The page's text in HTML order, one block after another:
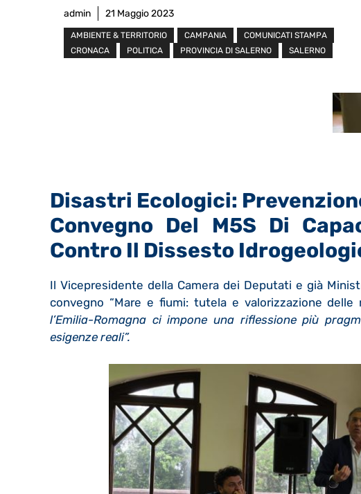
admin 21 Maggio 2023
AMBIENTE & TERRITORIO CAMPANIA
COMUNICATI STAMPA
CRONACA
POLITICA PROVINCIA DI SALERNO SALERNO
Disastri Ecologici:
Convegno Del M5S Di
Contro Il Dissesto
Il Vicepresidente della Camera dei Deputati e già
convegno “Mare e fiumi: tutela e valorizzazione delle
l’Emilia-Romagna ci impone una riflessione più
esigenze reali”.